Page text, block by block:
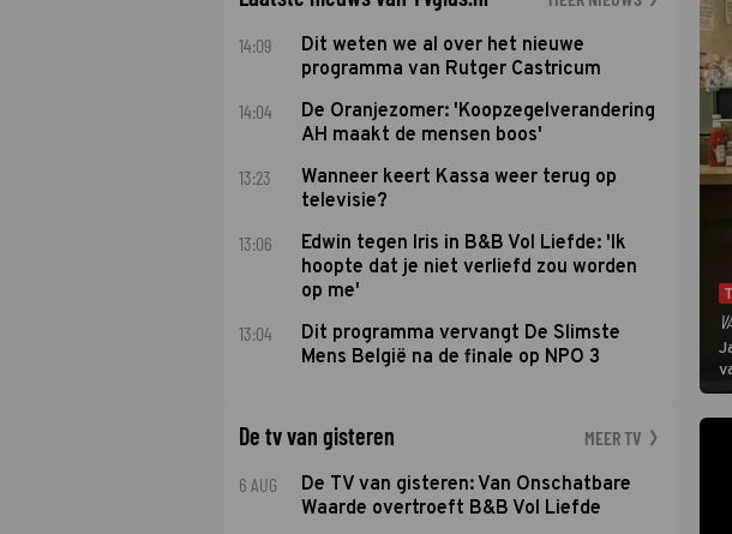
14:09
Dit weten we al over het nieuwe
programma van Rutger Castricum
14:04
De Oranjezomer: 'Koopzegelverandering
AH maakt de mensen boos'
13:23
Wanneer keert Kassa weer terug op
televisie?
13:06
Edwin tegen Iris in B&B Vol Liefde: 'Ik
hoopte dat je niet verliefd zou worden
op me'
13:04
Dit programma vervangt De Slimste
Mens België na de finale op NPO 3
De tv van gisteren MEER TV
6 AUG
De TV van gisteren: Van Onschatbare
Waarde overtroeft B&B Vol Liefde